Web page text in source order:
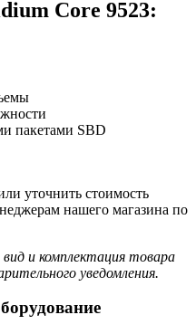
Core 9523:
пакетами SBD
уточнить стоимость
нашего магазина по
и комплектация товара
уведомления.